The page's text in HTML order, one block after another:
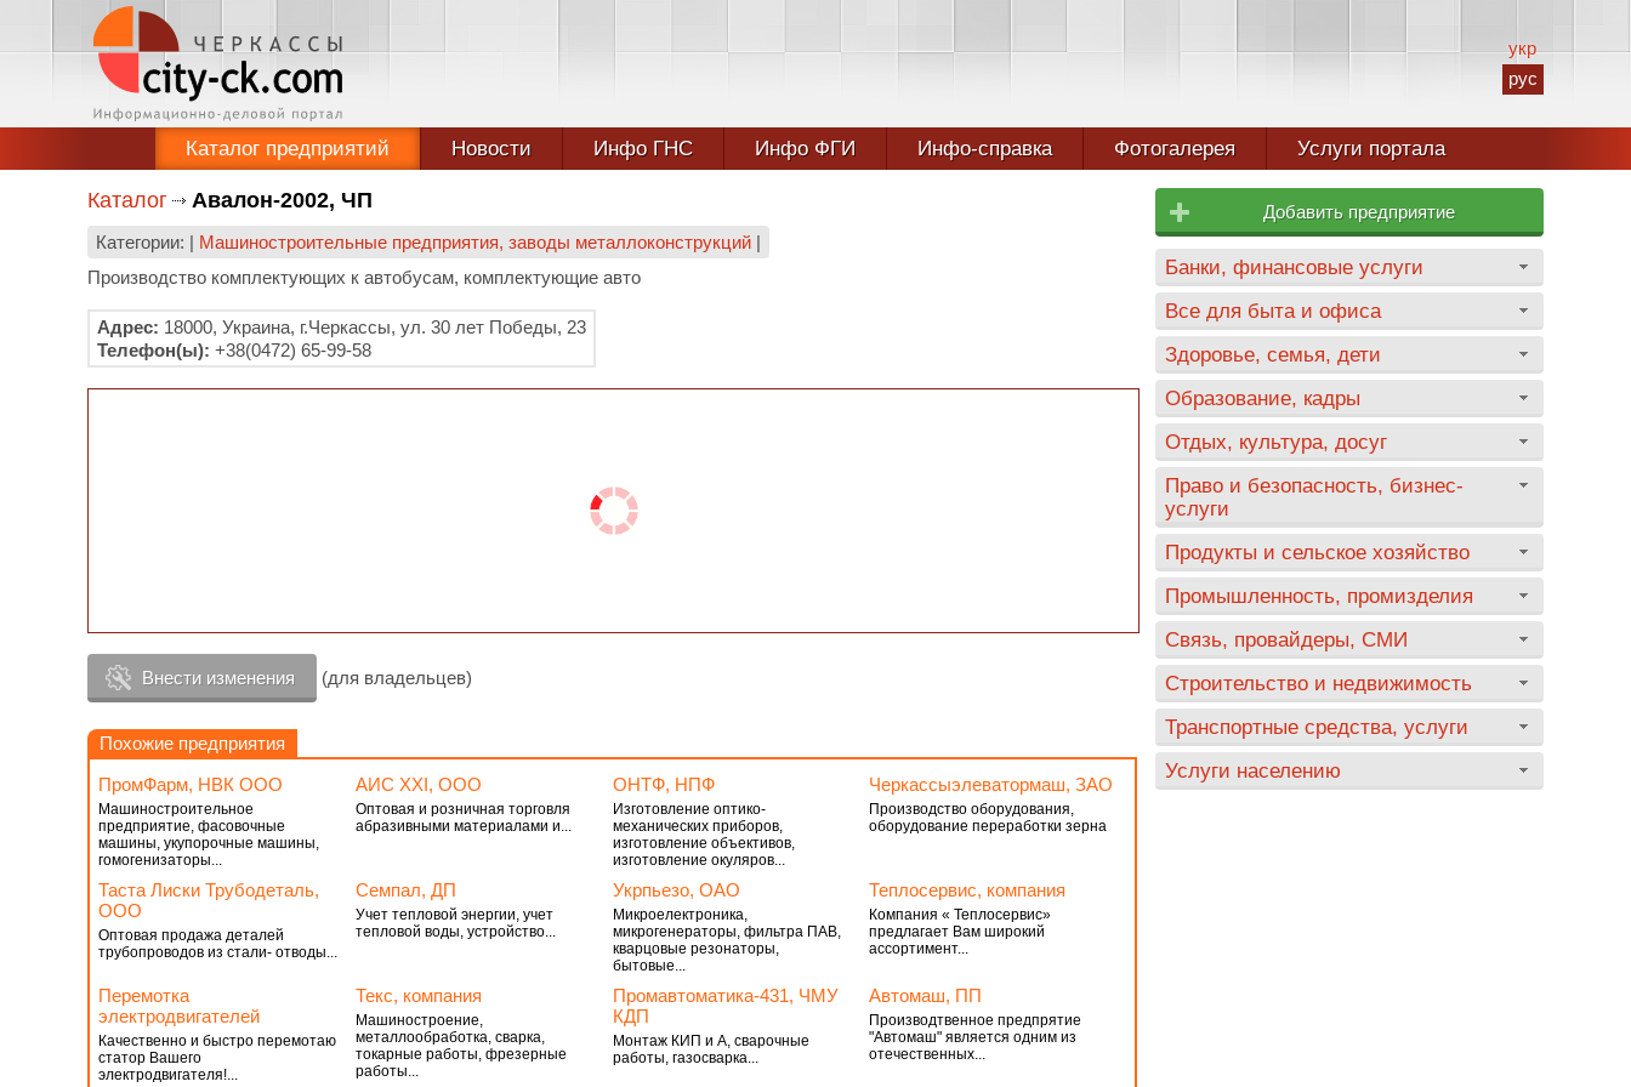
укр
рус
Каталог предприятий Новости Инфо ГНС Инфо ФГИ Инфо-справка Фотогалерея Услуги портала
Каталог Авалон-2002, ЧП
Категории: | Машиностроительные предприятия, заводы металлоконструкций |
Производство комплектующих к автобусам, комплектующие авто
Адрес: 18000, Украина, г.Черкассы, ул. 30 лет Победы, 23
Телефон(ы): +38(0472) 65-99-58
Внести изменения (для владельцев)
Похожие предприятия
ПромФарм, НВК ООО
Машиностроительное
предприятие, фасовочные
машины, укупорочные машины,
гомогенизаторы...
АИС ХХІ, ООО
Оптовая и розничная торговля
абразивными материалами и...
ОНТФ, НПФ
Изготовление оптико-
механических приборов,
изготовление объективов,
изготовление окуляров...
Черкассыэлеватормаш, ЗАО
Производство оборудования,
оборудование переработки зерна
Таста Лиски Трубодеталь,
ООО
Оптовая продажа деталей
трубопроводов из стали- отводы...
Семпал, ДП
Учет тепловой энергии, учет
тепловой воды, устройство...
Укрпьезо, ОАО
Микроелектроника,
микрогенераторы, фильтра ПАВ,
кварцовые резонаторы,
бытовые...
Теплосервис, компания
Компания « Теплосервис»
предлагает Вам широкий
ассортимент...
Перемотка
электродвигателей
Качественно и быстро перемотаю
статор Вашего
электродвигателя!...
Текс, компания
Машиностроение,
металлообработка, сварка,
токарные работы, фрезерные
работы...
Промавтоматика-431, ЧМУ
КДП
Монтаж КИП и А, сварочные
работы, газосварка...
Автомаш, ПП
Производтвенное предпрятие
"Автомаш" является одним из
отечественных...
Добавить предприятие
Банки, финансовые услуги
Все для быта и офиса
Здоровье, семья, дети
Образование, кадры
Отдых, культура, досуг
Право и безопасность, бизнес-
услуги
Продукты и сельское хозяйство
Промышленность, промизделия
Связь, провайдеры, СМИ
Строительство и недвижимость
Транспортные средства, услуги
Услуги населению